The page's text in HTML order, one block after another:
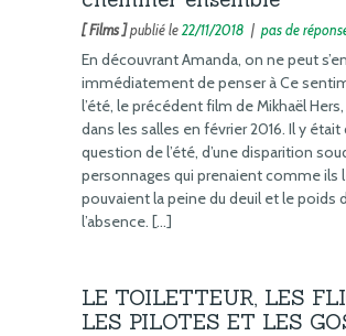
[ Films ]publié le22/11/2018 | pas de
En découvrant Amanda, on ne peut
immédiatement de penser à Ce
l’été, le précédent film de Mikhaël
dans les salles en février 2016. Il y était
question de l’été, d’une disparition
personnages qui prenaient comme ils
pouvaient la peine du deuil et le poids
l’absence. […]
LE TOILETTEUR, LES
LES PILOTES ET LES